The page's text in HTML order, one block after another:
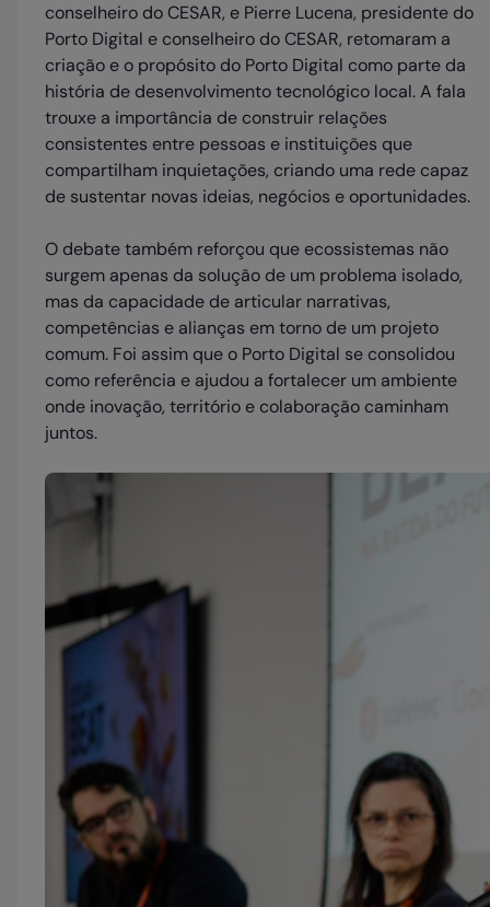
conselheiro do CESAR, e Pierre Lucena, presidente do
Porto Digital e conselheiro do CESAR, retomaram a
criação e o propósito do Porto Digital como parte da
história de desenvolvimento tecnológico local. A fala
trouxe a importância de construir relações
consistentes entre pessoas e instituições que
compartilham inquietações, criando uma rede capaz
de sustentar novas ideias, negócios e oportunidades.
O debate também reforçou que ecossistemas não
surgem apenas da solução de um problema isolado,
mas da capacidade de articular narrativas,
competências e alianças em torno de um projeto
comum. Foi assim que o Porto Digital se consolidou
como referência e ajudou a fortalecer um ambiente
onde inovação, território e colaboração caminham
juntos.